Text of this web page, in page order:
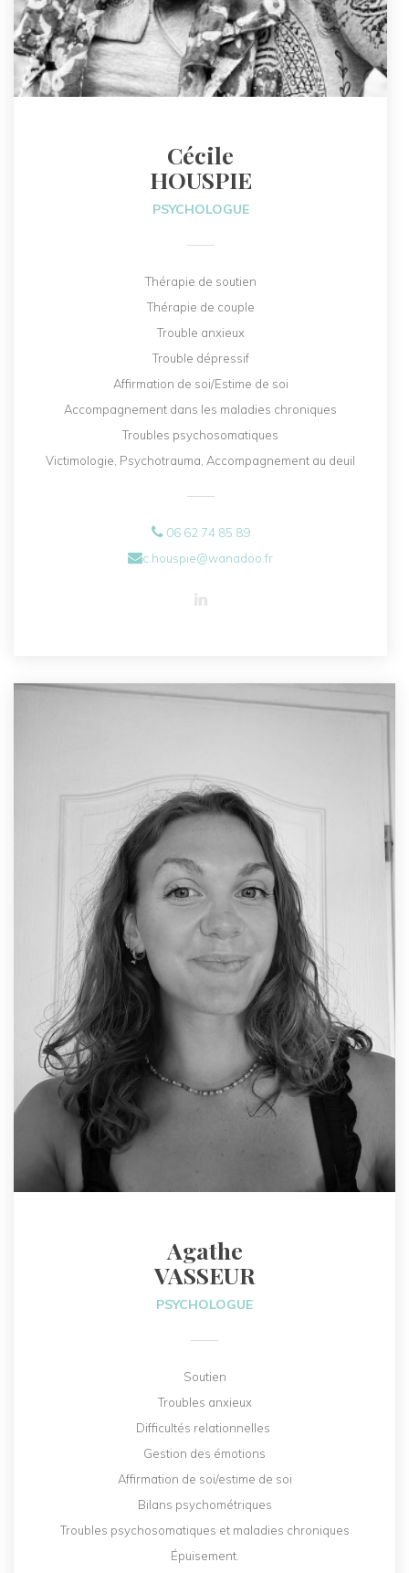
Cécile
HOUSPIE
PSYCHOLOGUE
Thérapie de soutien
Thérapie de couple
Trouble anxieux
Trouble dépressif
Affirmation de soi/Estime de soi
Accompagnement dans les maladies chroniques
Troubles psychosomatiques
Victimologie, Psychotrauma, Accompagnement au deuil
06 62 74 85 89
c.houspie@wanadoo.fr
Agathe
VASSEUR
PSYCHOLOGUE
Soutien
Troubles anxieux
Difficultés relationnelles
Gestion des émotions
Affirmation de soi/estime de soi
Bilans psychométriques
Troubles psychosomatiques et maladies chroniques
Épuisement.